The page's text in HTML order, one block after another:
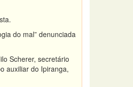
do mal” denunciada
Scherer, secretário
auxiliar do Ipiranga,